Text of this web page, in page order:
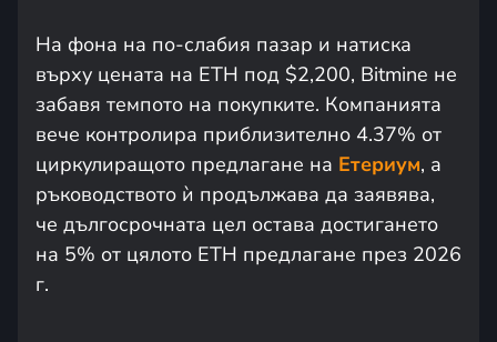
На фона на по-слабия пазар и натиска
върху цената на ETH под $2,200, Bitmine не
забавя темпото на покупките. Компанията
вече контролира приблизително 4.37% от
циркулиращото предлагане на Етериум, а
ръководството ѝ продължава да заявява,
че дългосрочната цел остава достигането
на 5% от цялото ETH предлагане през 2026
г.